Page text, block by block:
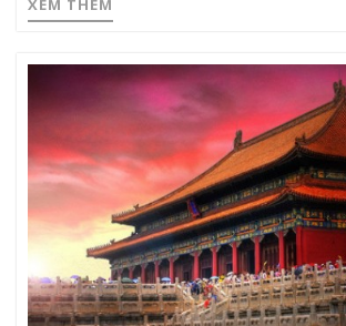
XEM THÊM